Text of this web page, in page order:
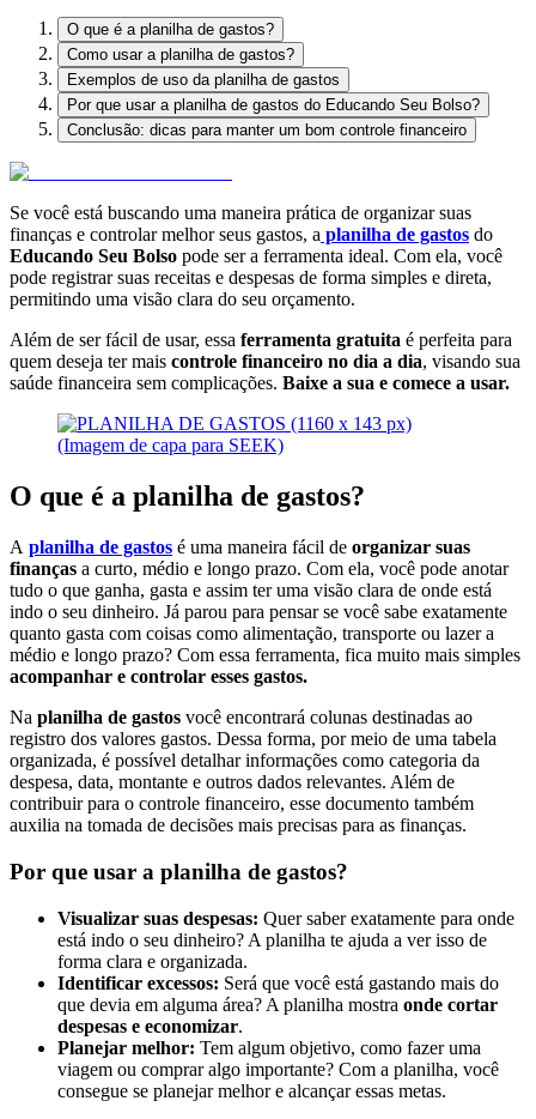
O que é a planilha de gastos?
Como usar a planilha de gastos?
Exemplos de uso da planilha de gastos
Por que usar a planilha de gastos do Educando Seu Bolso?
Conclusão: dicas para manter um bom controle financeiro
Se você está buscando uma maneira prática de organizar suas
finanças e controlar melhor seus gastos, a planilha de gastos do
Educando Seu Bolso pode ser a ferramenta ideal. Com ela, você
pode registrar suas receitas e despesas de forma simples e direta,
permitindo uma visão clara do seu orçamento.
Além de ser fácil de usar, essa ferramenta gratuita é perfeita para
quem deseja ter mais controle financeiro no dia a dia, visando sua
saúde financeira sem complicações. Baixe a sua e comece a usar.
O que é a planilha de gastos?
A planilha de gastos é uma maneira fácil de organizar suas
finanças a curto, médio e longo prazo. Com ela, você pode anotar
tudo o que ganha, gasta e assim ter uma visão clara de onde está
indo o seu dinheiro. Já parou para pensar se você sabe exatamente
quanto gasta com coisas como alimentação, transporte ou lazer a
médio e longo prazo? Com essa ferramenta, fica muito mais simples
acompanhar e controlar esses gastos.
Na planilha de gastos você encontrará colunas destinadas ao
registro dos valores gastos. Dessa forma, por meio de uma tabela
organizada, é possível detalhar informações como categoria da
despesa, data, montante e outros dados relevantes. Além de
contribuir para o controle financeiro, esse documento também
auxilia na tomada de decisões mais precisas para as finanças.
Por que usar a planilha de gastos?
Visualizar suas despesas: Quer saber exatamente para onde
está indo o seu dinheiro? A planilha te ajuda a ver isso de
forma clara e organizada.
Identificar excessos: Será que você está gastando mais do
que devia em alguma área? A planilha mostra onde cortar
despesas e economizar.
Planejar melhor: Tem algum objetivo, como fazer uma
viagem ou comprar algo importante? Com a planilha, você
consegue se planejar melhor e alcançar essas metas.